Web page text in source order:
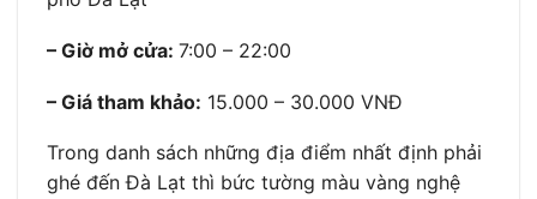
– Giờ mở cửa: 7:00 – 22:00
– Giá tham khảo: 15.000 – 30.000 VNĐ
Trong danh sách những địa điểm nhất định phải
ghé đến Đà Lạt thì bức tường màu vàng nghệ